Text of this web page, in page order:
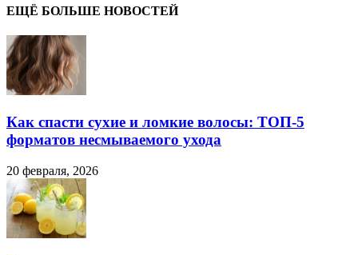
ЕЩЁ БОЛЬШЕ НОВОСТЕЙ
Как спасти сухие и ломкие волосы: ТОП-5
форматов несмываемого ухода
20 февраля, 2026